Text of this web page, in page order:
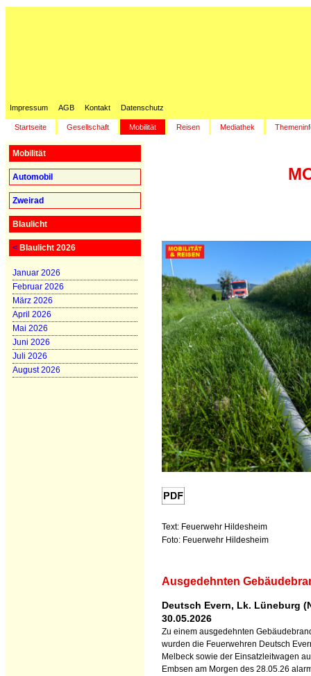
Impressum AGB Kontakt Datenschutz
Startseite Gesellschaft Mobilität Reisen Mediathek
Mobilität
Automobil
Zweirad
Blaulicht
< Blaulicht 2026
Januar 2026
Februar 2026
März 2026
April 2026
Mai 2026
Juni 2026
Juli 2026
August 2026
Text: Feuerwehr Hildesheim
Foto: Feuerwehr Hildesheim
Ausgedehnten
Deutsch Evern, Lk. Lüneburg
30.05.2026
Zu einem ausgedehnten
wurden die Feuerwehren Deutsch
Melbeck sowie der Einsatzleitwagen
Embsen am Morgen des 28.05.26